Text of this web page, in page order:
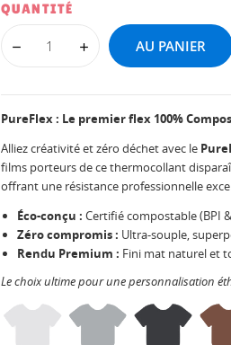
QUANTITÉ
AU PANIER
PureFlex : Le premier flex 100%
Alliez créativité et zéro déchet avec le
films porteurs de ce thermocollant
offrant une résistance professionnelle
Éco-conçu : Certifié compostable (BPI
Zéro compromis : Ultra-souple,
Rendu Premium : Fini mat naturel et
Le choix ultime pour une personnalisation